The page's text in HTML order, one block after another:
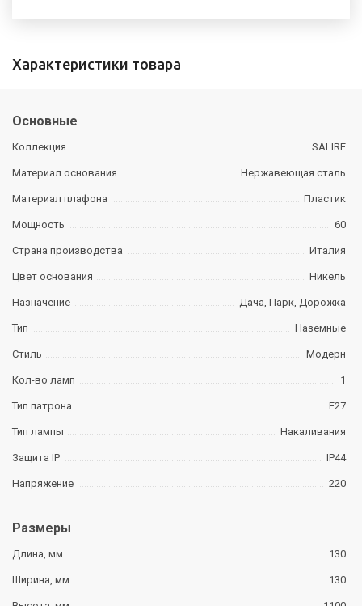
Характеристики товара
Основные
Коллекция SALIRE
Материал основания Нержавеющая сталь
Материал плафона Пластик
Мощность 60
Страна производства Италия
Цвет основания Никель
Назначение Дача, Парк, Дорожка
Тип Наземные
Стиль Модерн
Кол-во ламп 1
Тип патрона E27
Тип лампы Накаливания
Защита IP IP44
Напряжение 220
Размеры
Длина, мм 130
Ширина, мм 130